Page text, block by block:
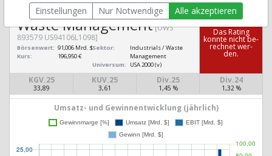
geeignet?
Waste Management[UWS
893579 US94106L1098]
Börsenwert: 91,006 Mrd. $
Kurs:
196,950 €
Sektor:
Industrials / Waste
Management
Universum:
USA 2000 (v)
KGV.25
33,89
KUV.25
3,61
Div.25
1,45 %
Div.24
1,32 %
Das Ra­ting
konn­te nicht be­
rech­net wer­
den.
Umsatz- und Gewinnentwicklung (jährlich)
Einstellungen Nur Notwendige Alle akzeptieren